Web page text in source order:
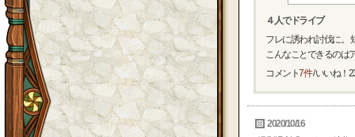
４人でドライブ
フレに誘われ討伐に。
こんなことできるのは
コメント7件/ いいね！
2020/10/16